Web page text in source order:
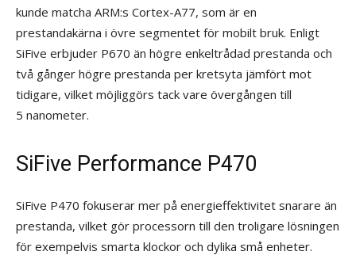
kunde matcha ARM:s Cortex-A77, som är en
prestandakärna i övre segmentet för mobilt bruk. Enligt
SiFive erbjuder P670 än högre enkeltrådad prestanda och
två gånger högre prestanda per kretsyta jämfört mot
tidigare, vilket möjliggörs tack vare övergången till
5 nanometer.
SiFive Performance P470
SiFive P470 fokuserar mer på energieffektivitet snarare än
prestanda, vilket gör processorn till den troligare lösningen
för exempelvis smarta klockor och dylika små enheter.